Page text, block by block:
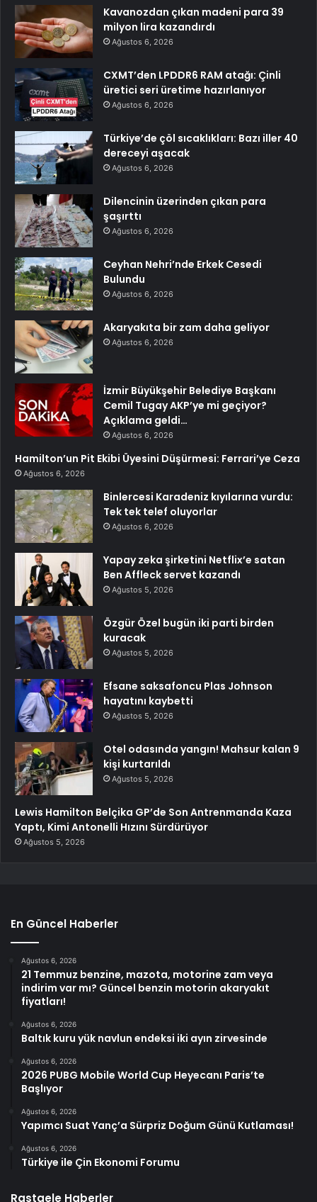
Kavanozdan çıkan madeni para 39
milyon lira kazandırdı
Ağustos 6, 2026
CXMT’den LPDDR6 RAM atağı: Çinli
üretici seri üretime hazırlanıyor
Ağustos 6, 2026
Türkiye’de çöl sıcaklıkları: Bazı iller 40
dereceyi aşacak
Ağustos 6, 2026
Dilencinin üzerinden çıkan para
şaşırttı
Ağustos 6, 2026
Ceyhan Nehri’nde Erkek Cesedi
Bulundu
Ağustos 6, 2026
Akaryakıta bir zam daha geliyor
Ağustos 6, 2026
İzmir Büyükşehir Belediye Başkanı
Cemil Tugay AKP’ye mi geçiyor?
Açıklama geldi…
Ağustos 6, 2026
Hamilton’un Pit Ekibi Üyesini Düşürmesi: Ferrari’ye Ceza
Ağustos 6, 2026
Binlercesi Karadeniz kıyılarına vurdu:
Tek tek telef oluyorlar
Ağustos 6, 2026
Yapay zeka şirketini Netflix’e satan
Ben Affleck servet kazandı
Ağustos 5, 2026
Özgür Özel bugün iki parti birden
kuracak
Ağustos 5, 2026
Efsane saksafoncu Plas Johnson
hayatını kaybetti
Ağustos 5, 2026
Otel odasında yangın! Mahsur kalan 9
kişi kurtarıldı
Ağustos 5, 2026
Lewis Hamilton Belçika GP’de Son Antrenmanda Kaza
Yaptı, Kimi Antonelli Hızını Sürdürüyor
Ağustos 5, 2026
En Güncel Haberler
Ağustos 6, 2026
21 Temmuz benzine, mazota, motorine zam veya
indirim var mı? Güncel benzin motorin akaryakıt
fiyatları!
Ağustos 6, 2026
Baltık kuru yük navlun endeksi iki ayın zirvesinde
Ağustos 6, 2026
2026 PUBG Mobile World Cup Heyecanı Paris’te
Başlıyor
Ağustos 6, 2026
Yapımcı Suat Yanç’a Sürpriz Doğum Günü Kutlaması!
Ağustos 6, 2026
Türkiye ile Çin Ekonomi Forumu
Rastgele Haberler